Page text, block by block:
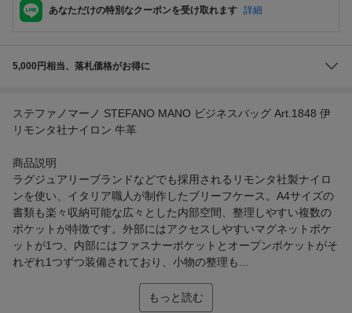
あなただけの特別なクーポンを受け取れます 詳細
5,000円相当、落札価格がお得に
ステファノマーノ STEFANO MANO ビジネスバッグ Art.1848 伊
リモンタ社ナイロン 牛革
商品説明
ラグジュアリーブランドなどでも採用されるリモンタ社製ナイロ
ンを使い、イタリア職人が制作したブリーフケース。A4サイズの
書類も楽々収納可能な広々とした内部空間、整理しやすい複数の
ポケットが特徴です。外部にはアクセスしやすいマグネットポケ
ットが1つ、内部にはファスナーポケットとオープンポケットがそ
れぞれ1つずつ装備されており、小物の整理も...
もっと読む